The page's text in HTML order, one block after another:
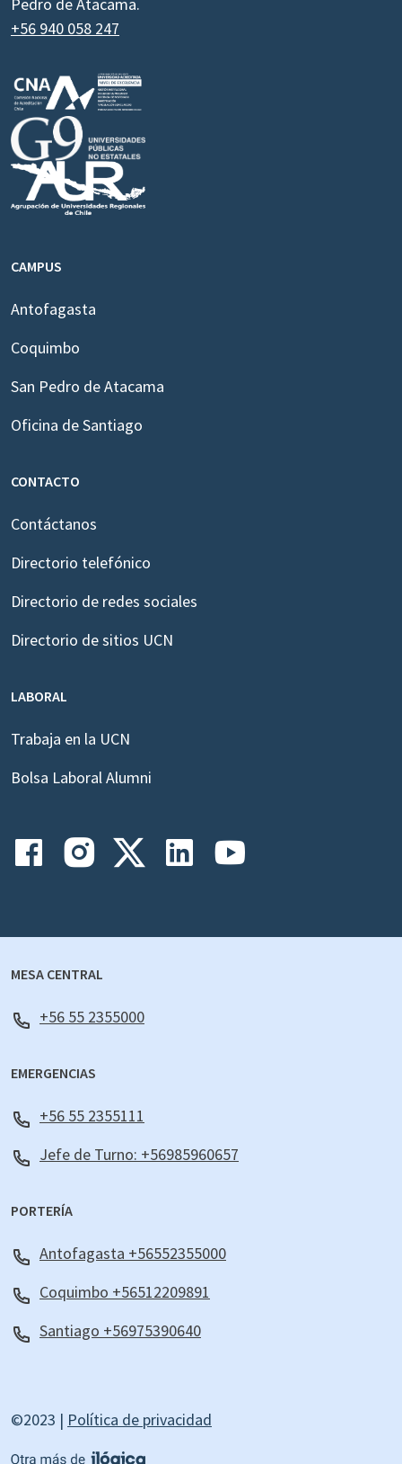
Pedro de Atacama.
+56 940 058 247
CAMPUS
Antofagasta
Coquimbo
San Pedro de Atacama
Oficina de Santiago
CONTACTO
Contáctanos
Directorio telefónico
Directorio de redes sociales
Directorio de sitios UCN
LABORAL
Trabaja en la UCN
Bolsa Laboral Alumni
MESA CENTRAL
+56 55 2355000
EMERGENCIAS
+56 55 2355111
Jefe de Turno: +56985960657
PORTERÍA
Antofagasta +56552355000
Coquimbo +56512209891
Santiago +56975390640
©2023 | Política de privacidad